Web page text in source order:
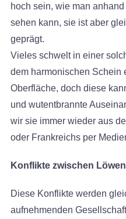
hoch sein, wie man
sehen kann, sie ist aber
geprägt.
Vieles schwelt in einer
dem harmonischen Schein
Oberfläche, doch diese
und wutentbrannte
wir sie immer wieder aus
oder Frankreichs per
Konflikte zwischen
Diese Konflikte werden
aufnehmenden